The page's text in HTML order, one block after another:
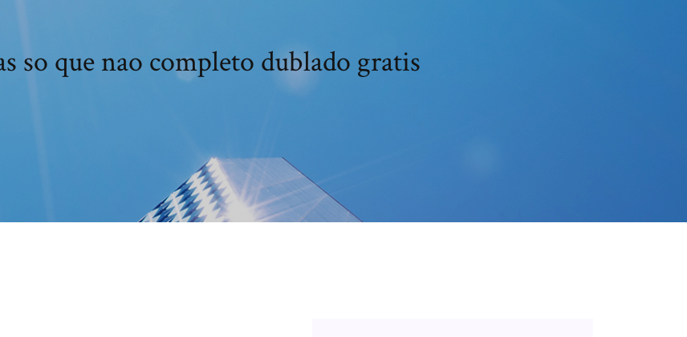
so que nao completo dublado gratis